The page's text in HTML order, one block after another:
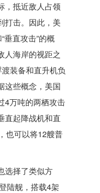
，抵近敌人占领
打击。因此，美
垂直攻击”的概
人海岸的视距之
装备和直升机负
这些概念，美国
4万吨的两栖攻击
直起降战机和直
也可以将12艘普
选择了类似方
陆舰，搭载4架